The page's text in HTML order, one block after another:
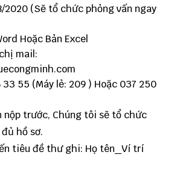
2020 (Sẽ tổ chức phỏng vấn ngay
Hoặc Bản Excel
mail:
55 (Máy lẻ: 209 ) Hoặc 037 250
nộp trước, Chúng tôi sẽ tổ chức
hồ sơ.
tiêu đề thư ghi: Họ tên_Ví trí